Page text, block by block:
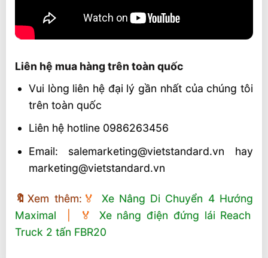
Liên hệ mua hàng trên toàn quốc
Vui lòng liên hệ đại lý gần nhất của chúng tôi
trên toàn quốc
Liên hệ hotline 0986263456
Email: salemarketing@vietstandard.vn hay
marketing@vietstandard.vn
🔖Xem thêm: ️🏅 Xe Nâng Di Chuyển 4 Hướng
Maximal | ️🏅 Xe nâng điện đứng lái Reach
Truck 2 tấn FBR20